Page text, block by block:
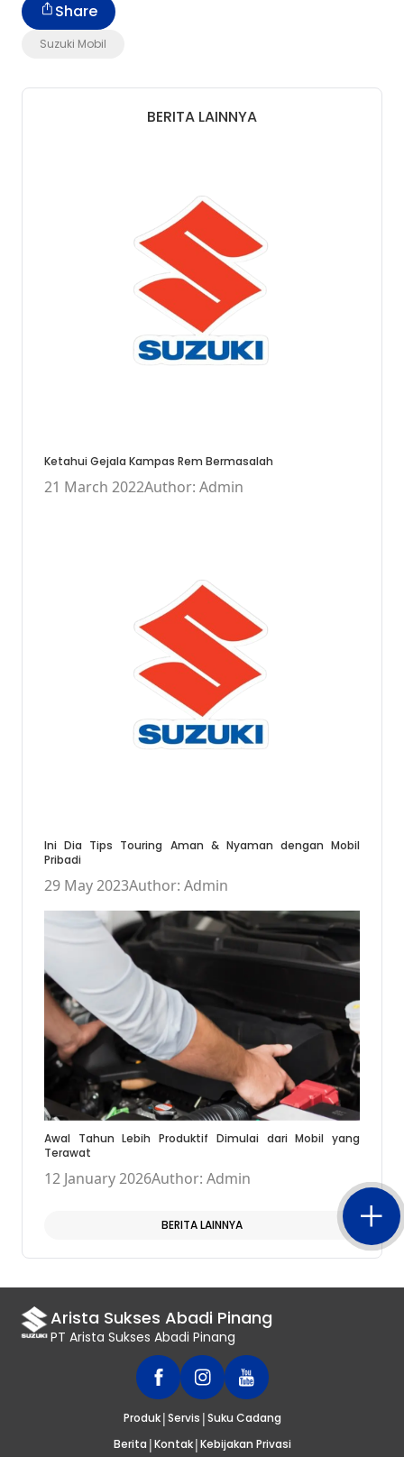
Suzuki Mobil
Share
BERITA LAINNYA
Ketahui Gejala Kampas Rem Bermasalah
21 March 2022Author: Admin
Ini Dia Tips Touring Aman & Nyaman dengan Mobil
Pribadi
29 May 2023Author: Admin
Awal Tahun Lebih Produktif Dimulai dari Mobil yang
Terawat
12 January 2026Author: Admin
BERITA LAINNYA
Arista Sukses Abadi Pinang
PT Arista Sukses Abadi Pinang
Produk|Servis |Suku Cadang
Berita |Kontak|Kebijakan Privasi